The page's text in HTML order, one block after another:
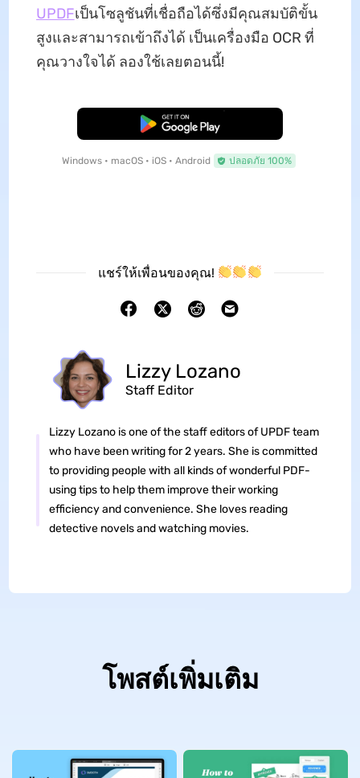
UPDFเป็นโซลูชันที่เชื่อถือได้ซึ่งมีคุณสมบัติขั้น
สูงและสามารถเข้าถึงได้ เป็นเครื่องมือ OCR ที่
คุณวางใจได้ ลองใช้เลยตอนนี้!
ดาวน์โหลดฟรี
Windows • macOS • iOS • Android ปลอดภัย 100%
แชร์ให้เพื่อนของคุณ!
Lizzy Lozano
Staff Editor
Lizzy Lozano is one of the staff editors of UPDF team
who have been writing for 2 years. She is committed
to providing people with all kinds of wonderful PDF-
using tips to help them improve their working
efficiency and convenience. She loves reading
detective novels and watching movies.
โพสต์เพิ่มเติม